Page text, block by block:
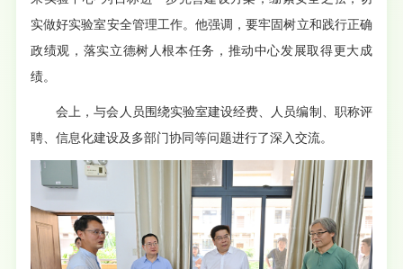
实做好实验室安全管理工作。他强调，要牢固树立和践行正确
政绩观，落实立德树人根本任务，推动中心发展取得更大成
绩。
会上，与会人员围绕实验室建设经费、人员编制、职称评
聘、信息化建设及多部门协同等问题进行了深入交流。